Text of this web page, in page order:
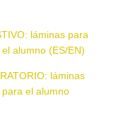
láminas para
alumno (ES/EN)
láminas
el alumno